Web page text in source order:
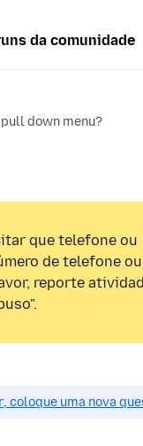
da comunidade
down menu?
que telefone ou
de telefone ou
reporte
coloque uma nova